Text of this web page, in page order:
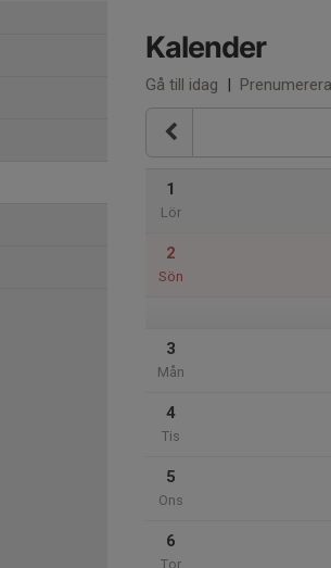
Kalender
Gå till idag | Prenumerera
1
Lör
2
Sön
3
Mån
4
Tis
5
Ons
6
Tor